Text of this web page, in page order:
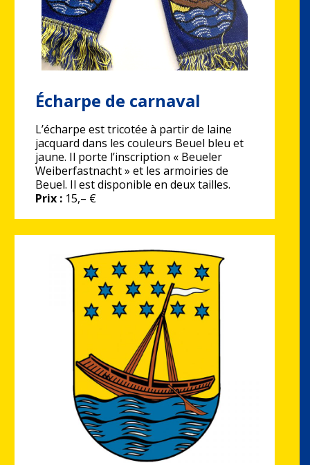
Écharpe de carnaval
L’écharpe est tricotée à partir de laine
jacquard dans les couleurs Beuel bleu et
jaune. Il porte l’inscription « Beueler
Weiberfastnacht » et les armoiries de
Beuel. Il est disponible en deux tailles.
Prix : 15,– €